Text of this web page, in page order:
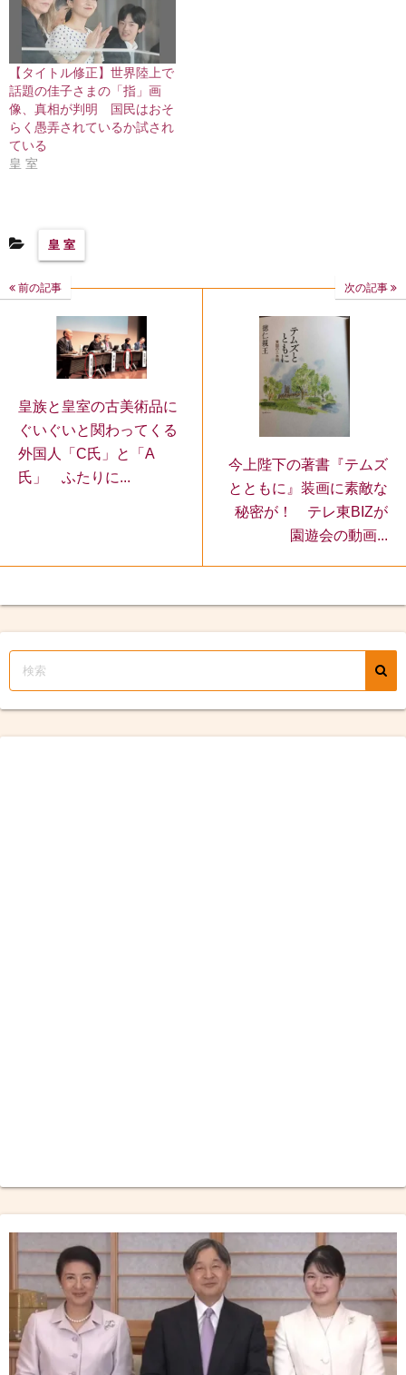
【タイトル修正】世界陸上で
話題の佳子さまの「指」画
像、真相が判明 国民はおそ
らく愚弄されているか試され
ている
皇 室
皇 室
前の記事
皇族と皇室の古美術品に
ぐいぐいと関わってくる
外国人「C氏」と「A
氏」 ふたりに...
次の記事
今上陛下の著書『テムズ
とともに』装画に素敵な
秘密が！ テレ東BIZが
園遊会の動画...